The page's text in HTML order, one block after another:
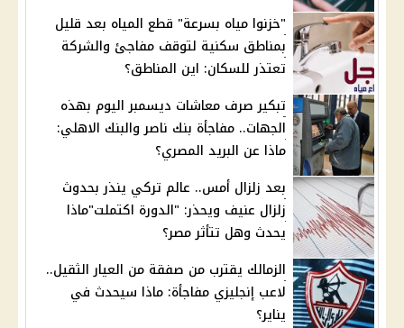
"خزنوا مياه بسرعة" قطع المياه بعد قليل
بمناطق سكنية لتوقف مفاجئ والشركة
تعتذر للسكان: اين المناطق؟
تبكير صرف معاشات ديسمبر اليوم بهذه
الجهات.. مفاجأة بنك ناصر والبنك الاهلي:
ماذا عن البريد المصري؟
بعد زلزال أمس.. عالم تركي ينذر بحدوث
زلزال عنيف ويحذر: "الدورة اكتملت"ماذا
يحدث وهل تتأثر مصر؟
الزمالك يقترب من صفقة من العيار الثقيل..
لاعب إنجليزي مفاجأة: ماذا سيحدث في
يناير؟